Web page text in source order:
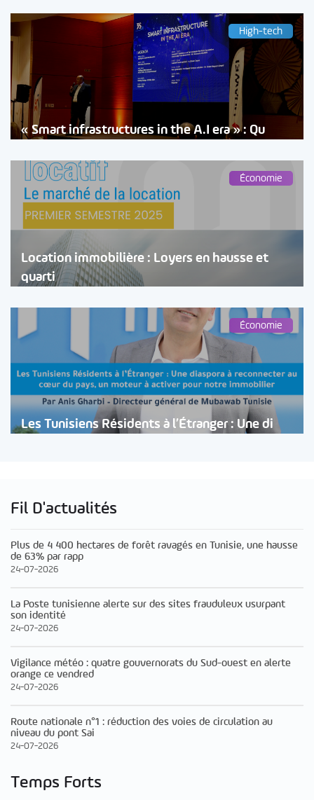
High-tech
« Smart infrastructures in the A.I era » : Qu
Économie
Location immobilière : Loyers en hausse et
quarti
Économie
Les Tunisiens Résidents à l’Étranger : Une di
Fil D'actualités
Plus de 4 400 hectares de forêt ravagés en Tunisie, une hausse
de 63% par rapp
24-07-2026
La Poste tunisienne alerte sur des sites frauduleux usurpant
son identité
24-07-2026
Vigilance météo : quatre gouvernorats du Sud-ouest en alerte
orange ce vendred
24-07-2026
Route nationale n°1 : réduction des voies de circulation au
niveau du pont Sai
24-07-2026
Temps Forts